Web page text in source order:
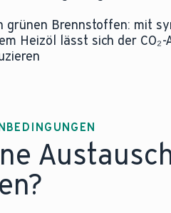
grünen Brennstoffen: mit
Heizöl lässt sich der CO₂-